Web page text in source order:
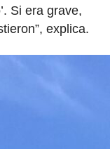
Si era grave,
explica.